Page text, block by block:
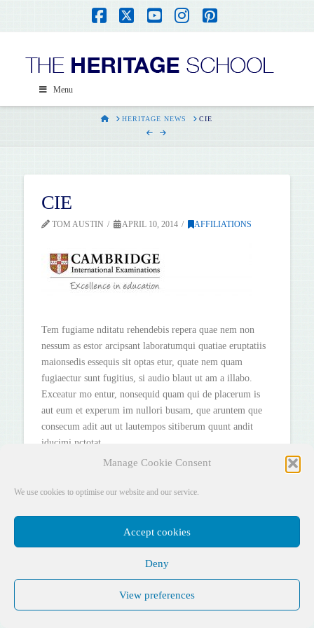
Manage Cookie Consent
We use cookies to optimise our website and our service.
Accept cookies
Deny
View preferences
Facebook
X YouTube
Instagram
Pinterest
Menu
HOMEHERITAGE NEWS CIE
CIE
TOM AUSTIN APRIL 10, 2014 AFFILIATIONS
Tem fugiame nditatu rehendebis repera quae nem non
nessum as estor arcipsant laboratumqui quatiae eruptatiis
maionsedis essequis sit optas etur, quate nem quam
fugiaectur sunt fugitius, si audio blaut ut am a illabo.
Exceatur mo entur, nonsequid quam qui de placerum is
aut eum et experum im nullori busam, que aruntem que
consecum adit aut ut lautempos sitiberum quunt andit
iducimi nctotat.
FacebookYouTube
DESIGNED BY AUSTIN ASSOCIATES